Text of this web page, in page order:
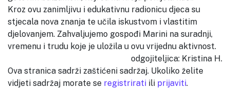
Kroz ovu zanimljivu i edukativnu radionicu djeca su
stjecala nova znanja te učila iskustvom i vlastitim
djelovanjem. Zahvaljujemo gospođi Marini na suradnji,
vremenu i trudu koje je uložila u ovu vrijednu aktivnost.
odgojiteljica: Kristina H.
Ova stranica sadrži zaštićeni sadržaj. Ukoliko želite
vidjeti sadržaj morate se registrirati ili prijaviti.